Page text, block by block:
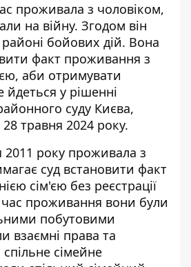
проживала з чоловіком,
на війну. Згодом він
районі бойових дій. Вона
факт проживання з
аби отримувати
у рішенні
суду Києва,
травня 2024 року.
2011 року проживала з
суд встановити факт
сім'єю без реєстрації
проживання вони були
побутовими
взаємні права та
сімейне